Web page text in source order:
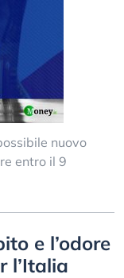
nuovo
entro il 9
e l’odore
l’Italia